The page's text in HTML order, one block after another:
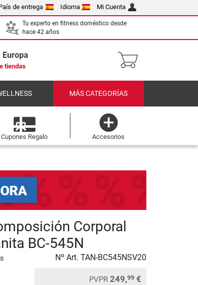
de entrega Idioma Mi Cuenta
Tu experto en fitness doméstico desde
hace 42 años
Europa
tiendas
MÁS CATEGORÍAS
Cupones Regalo Accesorios
Corporal
BC-545N
Nº Art. TAN-BC545NSV20
PVPR 249,99 €